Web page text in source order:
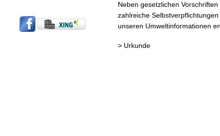
Neben gesetzlichen
zahlreiche
unseren Umweltinformationen
> Urkunde